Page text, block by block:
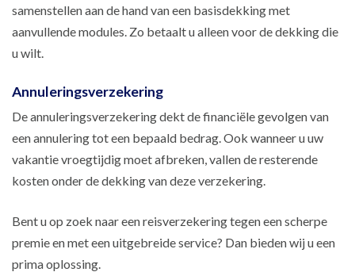
samenstellen aan de hand van een basisdekking met
aanvullende modules. Zo betaalt u alleen voor de dekking die
u wilt.
Annuleringsverzekering
De annuleringsverzekering dekt de financiële gevolgen van
een annulering tot een bepaald bedrag. Ook wanneer u uw
vakantie vroegtijdig moet afbreken, vallen de resterende
kosten onder de dekking van deze verzekering.
Bent u op zoek naar een reisverzekering tegen een scherpe
premie en met een uitgebreide service? Dan bieden wij u een
prima oplossing.